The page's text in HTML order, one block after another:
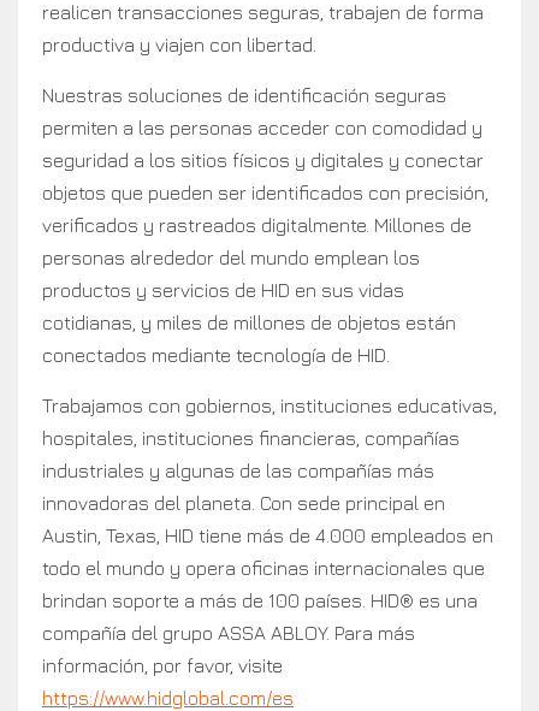
realicen transacciones seguras, trabajen de forma
productiva y viajen con libertad.
Nuestras soluciones de identificación seguras
permiten a las personas acceder con comodidad y
seguridad a los sitios físicos y digitales y conectar
objetos que pueden ser identificados con precisión,
verificados y rastreados digitalmente. Millones de
personas alrededor del mundo emplean los
productos y servicios de HID en sus vidas
cotidianas, y miles de millones de objetos están
conectados mediante tecnología de HID.
Trabajamos con gobiernos, instituciones educativas,
hospitales, instituciones financieras, compañías
industriales y algunas de las compañías más
innovadoras del planeta. Con sede principal en
Austin, Texas, HID tiene más de 4.000 empleados en
todo el mundo y opera oficinas internacionales que
brindan soporte a más de 100 países. HID® es una
compañía del grupo ASSA ABLOY. Para más
información, por favor, visite
https://www.hidglobal.com/es